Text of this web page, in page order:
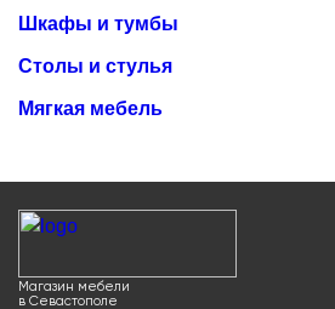
Шкафы и тумбы
Столы и стулья
Мягкая мебель
Магазин мебели
в Севастополе